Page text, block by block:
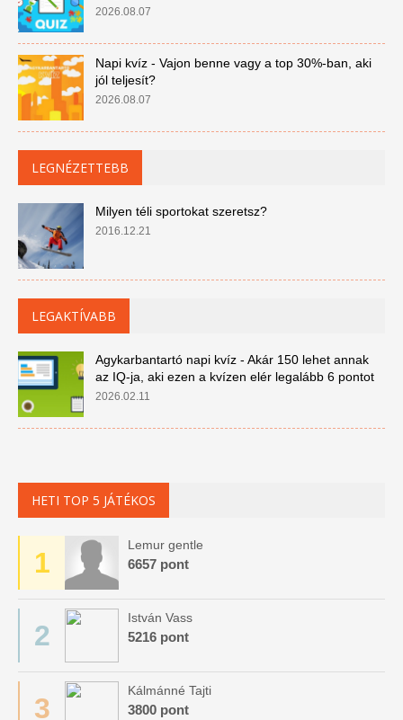
2026.08.07
Napi kvíz - Vajon benne vagy a top 30%-ban, aki
jól teljesít?
2026.08.07
LEGNÉZETTEBB
Milyen téli sportokat szeretsz?
2016.12.21
LEGAKTÍVABB
Agykarbantartó napi kvíz - Akár 150 lehet annak
az IQ-ja, aki ezen a kvízen elér legalább 6 pontot
2026.02.11
HETI TOP 5 JÁTÉKOS
1
Lemur gentle
6657 pont
2
István Vass
5216 pont
3
Kálmánné Tajti
3800 pont